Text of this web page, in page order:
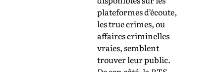
plateformes d’écoute,
les true crimes, ou
affaires criminelles
vraies, semblent
trouver leur public.